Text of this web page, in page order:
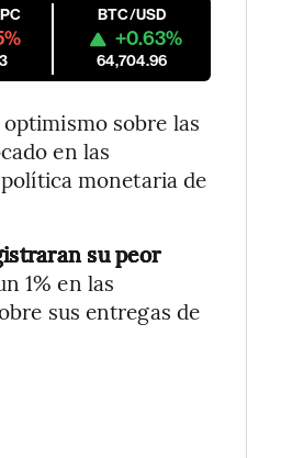
BTC/USD
+0.63%
64,704.96
sobre las
en las
monetaria de
su peor
1% en las
sus entregas de